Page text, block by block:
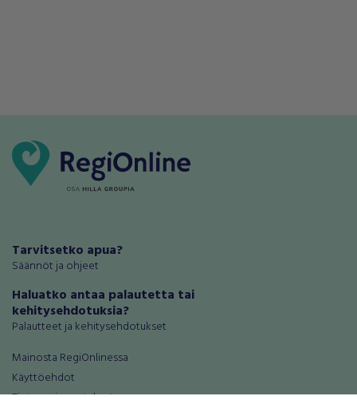
Tarvitsetko apua?
Säännöt ja ohjeet
Haluatko antaa palautetta tai
kehitysehdotuksia?
Palautteet ja kehitysehdotukset
Mainosta RegiOnlinessa
Käyttöehdot
Tietosuoja-asetukset